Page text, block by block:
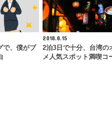
で、僕がブ
2018.8.15
2泊3日で十分、台湾の
メ人気スポット満喫コ